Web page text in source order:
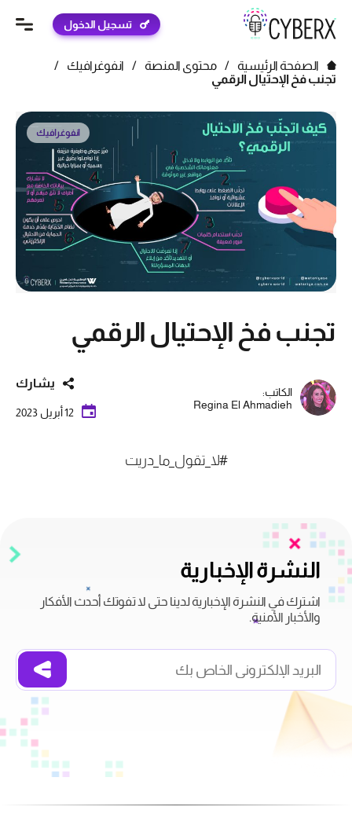
تسجيل الدخول
الصفحة الرئيسية / محتوى المنصة / انفوغرافيك
/
تجنب فخ الإحتيال الرقمي
انفوغرافيك
تجنب فخ الإحتيال الرقمي
الكاتب:
Regina El Ahmadieh
يشارك
12 أبريل 2023
#لا_تقول_ما_دريت
النشرة الإخبارية
اشترك في النشرة الإخبارية لدينا حتى لا تفوتك أحدث الأفكار
والأخبار الأمنية.